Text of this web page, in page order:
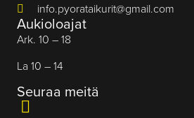
info.pyorataikurit@gmail.com
Aukioloajat
Ark. 10 – 18
La 10 – 14
Seuraa meitä